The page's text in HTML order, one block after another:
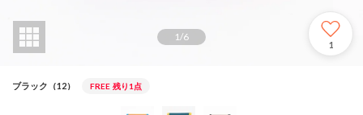
1/6
1
ブラック（12） FREE 残り1点